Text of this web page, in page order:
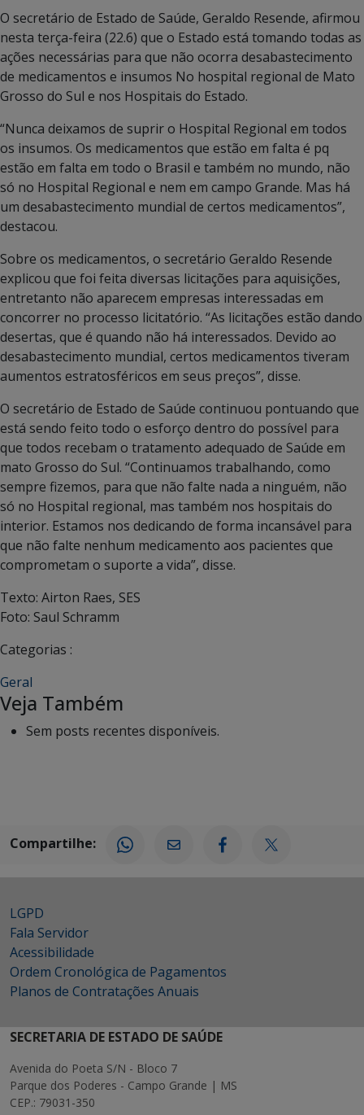
O secretário de Estado de Saúde, Geraldo Resende, afirmou
nesta terça-feira (22.6) que o Estado está tomando todas as
ações necessárias para que não ocorra desabastecimento
de medicamentos e insumos No hospital regional de Mato
Grosso do Sul e nos Hospitais do Estado.
“Nunca deixamos de suprir o Hospital Regional em todos
os insumos. Os medicamentos que estão em falta é pq
estão em falta em todo o Brasil e também no mundo, não
só no Hospital Regional e nem em campo Grande. Mas há
um desabastecimento mundial de certos medicamentos”,
destacou.
Sobre os medicamentos, o secretário Geraldo Resende
explicou que foi feita diversas licitações para aquisições,
entretanto não aparecem empresas interessadas em
concorrer no processo licitatório. “As licitações estão dando
desertas, que é quando não há interessados. Devido ao
desabastecimento mundial, certos medicamentos tiveram
aumentos estratosféricos em seus preços”, disse.
O secretário de Estado de Saúde continuou pontuando que
está sendo feito todo o esforço dentro do possível para
que todos recebam o tratamento adequado de Saúde em
mato Grosso do Sul. “Continuamos trabalhando, como
sempre fizemos, para que não falte nada a ninguém, não
só no Hospital regional, mas também nos hospitais do
interior. Estamos nos dedicando de forma incansável para
que não falte nenhum medicamento aos pacientes que
comprometam o suporte a vida”, disse.
Texto: Airton Raes, SES
Foto: Saul Schramm
Categorias :
Geral
Veja Também
Sem posts recentes disponíveis.
Compartilhe:
LGPD
Fala Servidor
Acessibilidade
Ordem Cronológica de Pagamentos
Planos de Contratações Anuais
SECRETARIA DE ESTADO DE SAÚDE
Avenida do Poeta S/N - Bloco 7
Parque dos Poderes - Campo Grande | MS
CEP.: 79031-350